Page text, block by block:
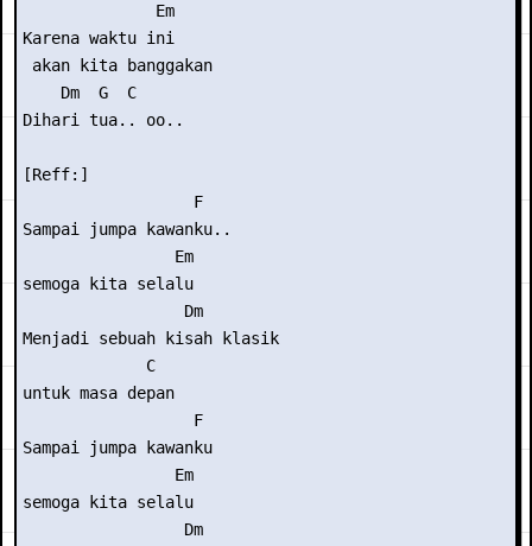
              Em
Karena waktu ini
akan kita banggakan
    Dm  G  C
Dihari tua.. oo..
[Reff:]
                  F
Sampai jumpa kawanku..
                Em
semoga kita selalu
                 Dm
Menjadi sebuah kisah klasik
             C
untuk masa depan
                  F
Sampai jumpa kawanku
                Em
semoga kita selalu
                 Dm